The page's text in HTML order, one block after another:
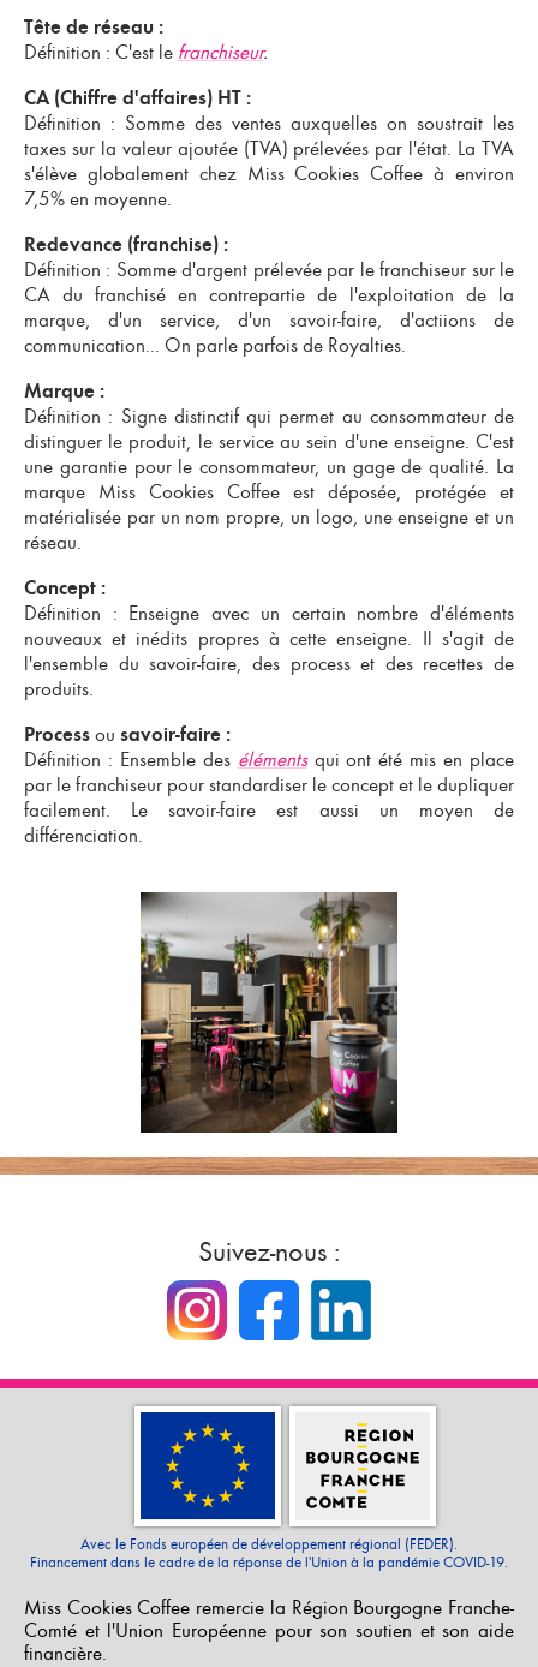
Tête de réseau :
Définition : C'est le franchiseur.
CA (Chiffre d'affaires) HT :
Définition : Somme des ventes auxquelles on soustrait les
taxes sur la valeur ajoutée (TVA) prélevées par l'état. La TVA
s'élève globalement chez Miss Cookies Coffee à environ
7,5% en moyenne.
Redevance (franchise) :
Définition : Somme d'argent prélevée par le franchiseur sur le
CA du franchisé en contrepartie de l'exploitation de la
marque, d'un service, d'un savoir-faire, d'actiions de
communication... On parle parfois de Royalties.
Marque :
Définition : Signe distinctif qui permet au consommateur de
distinguer le produit, le service au sein d'une enseigne. C'est
une garantie pour le consommateur, un gage de qualité. La
marque Miss Cookies Coffee est déposée, protégée et
matérialisée par un nom propre, un logo, une enseigne et un
réseau.
Concept :
Définition : Enseigne avec un certain nombre d'éléments
nouveaux et inédits propres à cette enseigne. Il s'agit de
l'ensemble du savoir-faire, des process et des recettes de
produits.
Process ou savoir-faire :
Définition : Ensemble des élémentsqui ont été mis en place
par le franchiseur pour standardiser le concept et le dupliquer
facilement. Le savoir-faire est aussi un moyen de
différenciation.
Suivez-nous :
Miss Cookies Coffee remercie la Région Bourgogne Franche-
Comté et l'Union Européenne pour son soutien et son aide
financière.
Avec le Fonds européen de développement régional (FEDER).
Financement dans le cadre de la réponse de l'Union à la pandémie COVID-19.